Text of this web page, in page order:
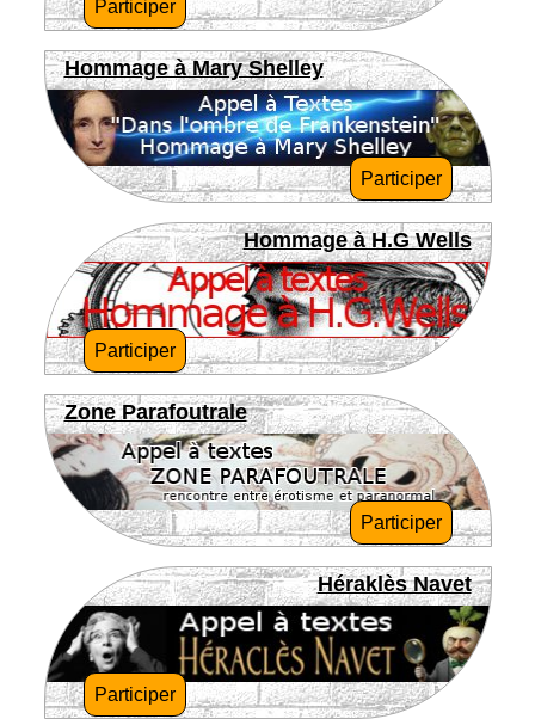
Participer
Hommage à Mary Shelley
Participer
Hommage à H.G Wells
Participer
Zone Parafoutrale
Participer
Héraklès Navet
Participer